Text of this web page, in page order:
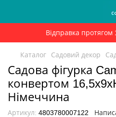
Відправка протягом
Каталог Садовий декор
Садова фігурка
конвертом
Німеччина
Артикул: 4803780007122